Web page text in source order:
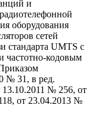
и
оборудования
сетей
стандарта UMTS с
частотно-кодовым
№ 31, в ред.
№ 256, от
от 23.04.2013 №